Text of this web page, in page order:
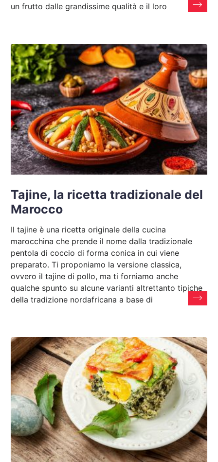
un frutto dalle grandissime qualità e il loro
Tajine, la ricetta tradizionale del
Marocco
Il tajine è una ricetta originale della cucina
marocchina che prende il nome dalla tradizionale
pentola di coccio di forma conica in cui viene
preparato. Ti proponiamo la versione classica,
ovvero il tajine di pollo, ma ti forniamo anche
qualche spunto su alcune varianti altrettanto tipiche
della tradizione nordafricana a base di